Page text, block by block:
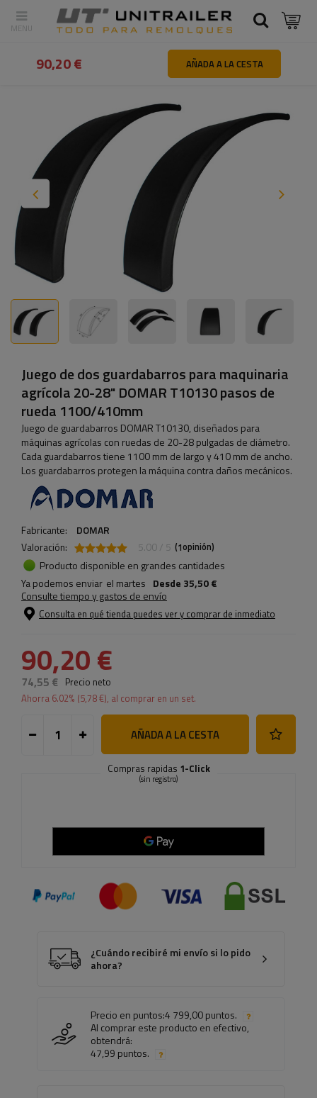
Atrás Inicio Ruedas Llantas Neumáticos Guardabarros y
Juego de dos guardabarros para maquinaria
agrícola 20-28" DOMAR T10130 pasos de
rueda 1100/410mm
Juego de guardabarros DOMAR T10130, diseñados para
máquinas agrícolas con ruedas de 20-28 pulgadas de diámetro.
Cada guardabarros tiene 1100 mm de largo y 410 mm de ancho.
Los guardabarros protegen la máquina contra daños mecánicos.
Fabricante:
DOMAR
Valoración:
5.00 / 5 (1opinión)
Producto disponible en grandes cantidades
Ya podemos enviar el martes Desde 35,50 €
Consulte tiempo y gastos de envío
Consulta en qué tienda puedes ver y comprar de inmediato
90,20 €
74,55 € Precio neto
Ahorra 6.02% (5,78 €), al comprar en un set.
AÑADA A LA CESTA
Compras rapidas 1-Click
(sin registro)
¿Cuándo recibiré mi envío si lo pido
ahora?
Precio en puntos:4 799,00 puntos.
Al comprar este producto en efectivo,
obtendrá:
47,99 puntos.
90,20 € AÑADA A LA CESTA